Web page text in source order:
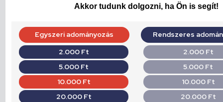
Akkor tudunk dolgozni, ha Ön is segít!